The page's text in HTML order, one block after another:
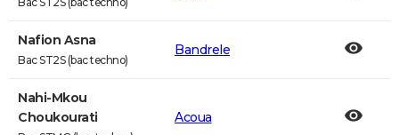
Nafion Asna
Bac ST2S (bac techno)
Bandrele
Nahi-Mkou
Choukourati
Acoua